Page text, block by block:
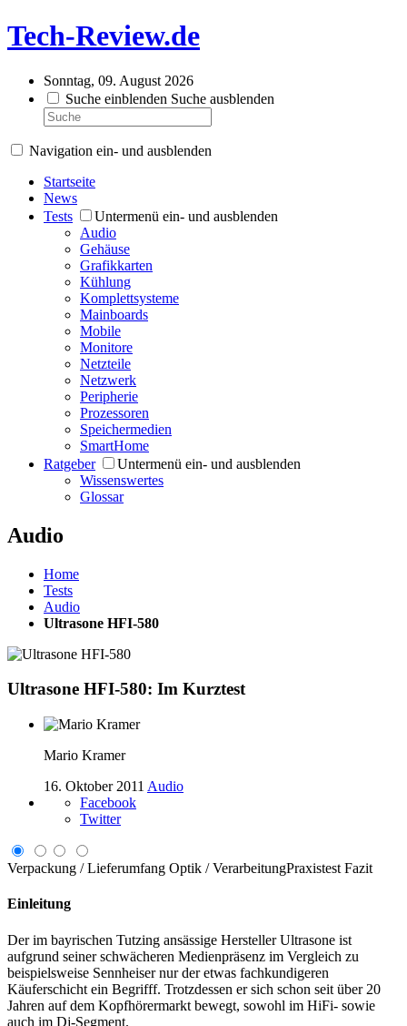
Tech-Review.de
Sonntag, 09. August 2026
Suche einblenden Suche ausblenden
Navigation ein- und ausblenden
Startseite
News
Tests
Untermenü ein- und ausblenden
Audio
Gehäuse
Grafikkarten
Kühlung
Komplettsysteme
Mainboards
Mobile
Monitore
Netzteile
Netzwerk
Peripherie
Prozessoren
Speichermedien
SmartHome
Ratgeber
Untermenü ein- und ausblenden
Wissenswertes
Glossar
Audio
Home
Tests
Audio
Ultrasone HFI-580
Ultrasone HFI-580: Im Kurztest
Mario Kramer
16. Oktober 2011 Audio
Facebook
Twitter
Verpackung / Lieferumfang Optik / VerarbeitungPraxistest Fazit
Einleitung
Der im bayrischen Tutzing ansässige Hersteller Ultrasone ist
aufgrund seiner schwächeren Medienpräsenz im Vergleich zu
beispielsweise Sennheiser nur der etwas fachkundigeren
Käuferschicht ein Begrifff. Trotzdessen er sich schon seit über 20
Jahren auf dem Kopfhörermarkt bewegt, sowohl im HiFi- sowie
auch im Dj-Segment.